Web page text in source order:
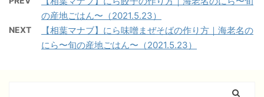
の産地ごはん〜（2021.5.23）
NEXT
【相葉マナブ】にら味噌まぜそばの作り方｜海老名の
にら〜旬の産地ごはん〜（2021.5.23）